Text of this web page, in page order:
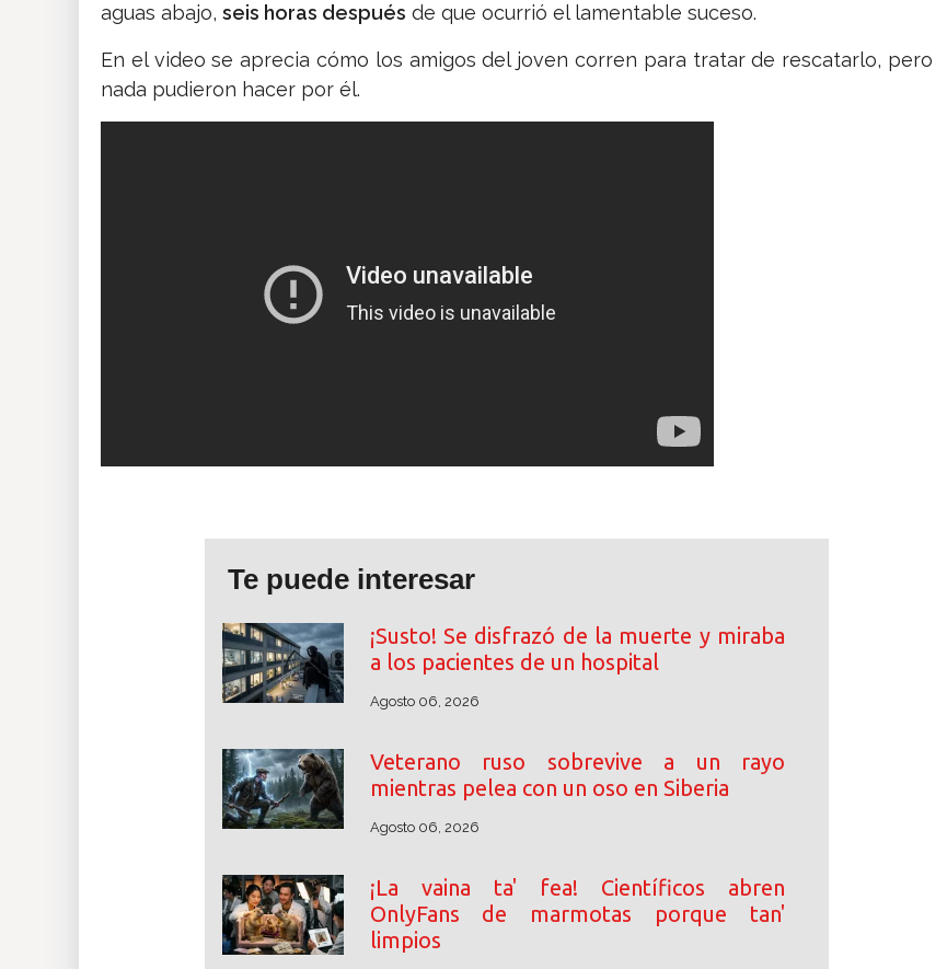
aguas abajo, seis horas después de que ocurrió el lamentable suceso.
En el video se aprecia cómo los amigos del joven corren para tratar de rescatarlo, pero
nada pudieron hacer por él.
Te puede interesar
¡Susto! Se disfrazó de la muerte y miraba
a los pacientes de un hospital
Agosto 06, 2026
Veterano ruso sobrevive a un rayo
mientras pelea con un oso en Siberia
Agosto 06, 2026
¡La vaina ta' fea! Científicos abren
OnlyFans de marmotas porque tan'
limpios